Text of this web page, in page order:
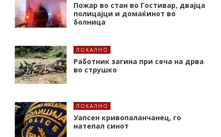
Пожар во стан во Гостивар, двајца
полицајци и домаќинот во
болница
ЛОКАЛНО
Работник загина при сеча на дрва
во струшко
ЛОКАЛНО
Уапсен кривопаланчанец, го
натепал синот